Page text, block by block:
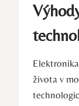
života v